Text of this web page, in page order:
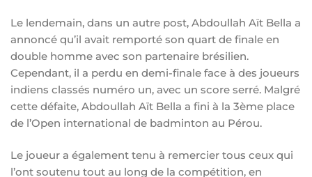
Le lendemain, dans un autre post, Abdoullah Aït Bella a
annoncé qu’il avait remporté son quart de finale en
double homme avec son partenaire brésilien.
Cependant, il a perdu en demi-finale face à des joueurs
indiens classés numéro un, avec un score serré. Malgré
cette défaite, Abdoullah Aït Bella a fini à la 3ème place
de l’Open international de badminton au Pérou.
Le joueur a également tenu à remercier tous ceux qui
l’ont soutenu tout au long de la compétition, en